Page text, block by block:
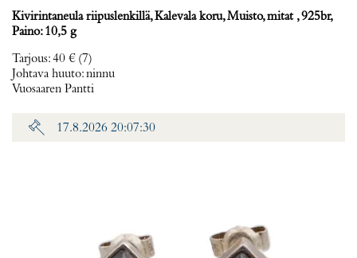
Kivirintaneula riipuslenkillä, Kalevala koru, Muisto, mitat , 925br,
Paino: 10,5 g
Tarjous:40 € (7)
Johtava huuto:ninnu
Vuosaaren Pantti
17.8.2026 20:07:30